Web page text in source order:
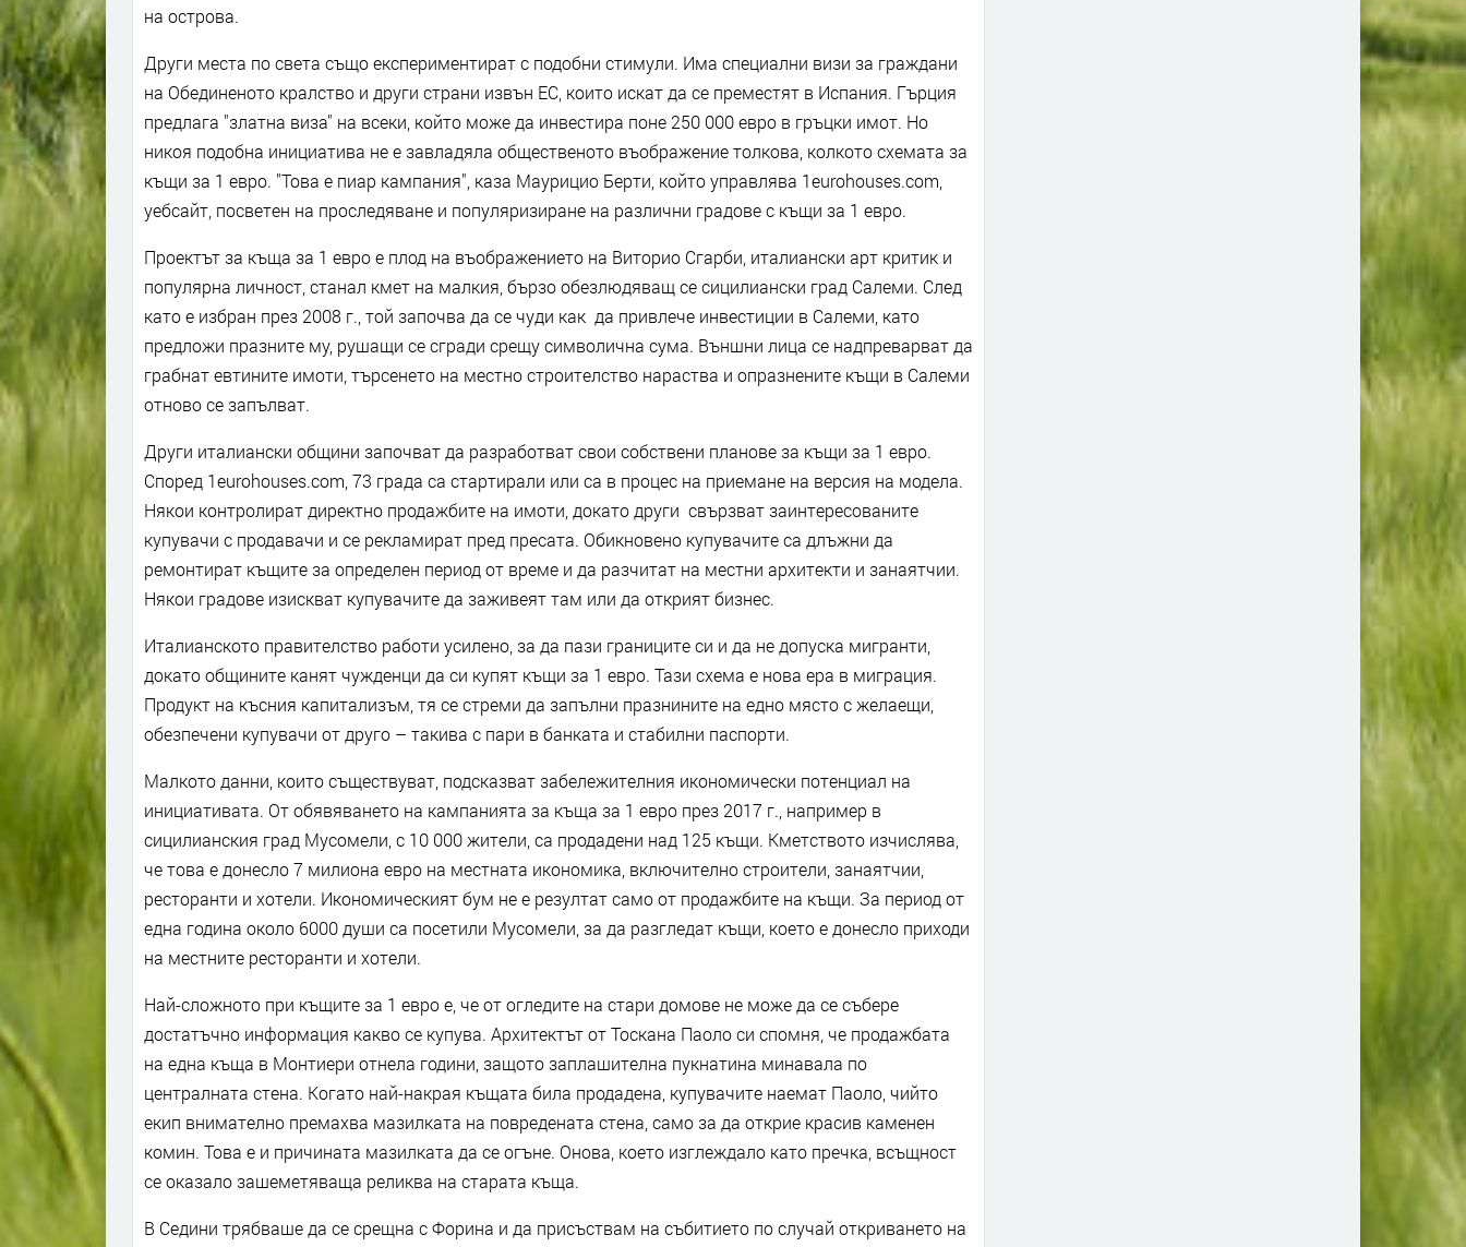
на острова.
Други места по света също експериментират с подобни стимули. Има специални визи за граждани
на Обединеното кралство и други страни извън ЕС, които искат да се преместят в Испания. Гърция
предлага "златна виза" на всеки, който може да инвестира поне 250 000 евро в гръцки имот. Но
никоя подобна инициатива не е завладяла общественото въображение толкова, колкото схемата за
къщи за 1 евро. "Това е пиар кампания", каза Маурицио Берти, който управлява 1eurohouses.com,
уебсайт, посветен на проследяване и популяризиране на различни градове с къщи за 1 евро.
Проектът за къща за 1 евро е плод на въображението на Виторио Сгарби, италиански арт критик и
популярна личност, станал кмет на малкия, бързо обезлюдяващ се сицилиански град Салеми. След
като е избран през 2008 г., той започва да се чуди как да привлече инвестиции в Салеми, като
предложи празните му, рушащи се сгради срещу символична сума. Външни лица се надпреварват да
грабнат евтините имоти, търсенето на местно строителство нараства и опразнените къщи в Салеми
отново се запълват.
Други италиански общини започват да разработват свои собствени планове за къщи за 1 евро.
Според 1eurohouses.com, 73 града са стартирали или са в процес на приемане на версия на модела.
Някои контролират директно продажбите на имоти, докато други свързват заинтересованите
купувачи с продавачи и се рекламират пред пресата. Обикновено купувачите са длъжни да
ремонтират къщите за определен период от време и да разчитат на местни архитекти и занаятчии.
Някои градове изискват купувачите да заживеят там или да открият бизнес.
Италианското правителство работи усилено, за да пази границите си и да не допуска мигранти,
докато общините канят чужденци да си купят къщи за 1 евро. Тази схема е нова ера в миграция.
Продукт на късния капитализъм, тя се стреми да запълни празнините на едно място с желаещи,
обезпечени купувачи от друго – такива с пари в банката и стабилни паспорти.
Малкото данни, които съществуват, подсказват забележителния икономически потенциал на
инициативата. От обявяването на кампанията за къща за 1 евро през 2017 г., например в
сицилианския град Мусомели, с 10 000 жители, са продадени над 125 къщи. Кметството изчислява,
че това е донесло 7 милиона евро на местната икономика, включително строители, занаятчии,
ресторанти и хотели. Икономическият бум не е резултат само от продажбите на къщи. За период от
една година около 6000 души са посетили Мусомели, за да разгледат къщи, което е донесло приходи
на местните ресторанти и хотели.
Най-сложното при къщите за 1 евро е, че от огледите на стари домове не може да се събере
достатъчно информация какво се купува. Архитектът от Тоскана Паоло си спомня, че продажбата
на една къща в Монтиери отнела години, защото заплашителна пукнатина минавала по
централната стена. Когато най-накрая къщата била продадена, купувачите наемат Паоло, чийто
екип внимателно премахва мазилката на повредената стена, само за да открие красив каменен
комин. Това е и причината мазилката да се огъне. Онова, което изглеждало като пречка, всъщност
се оказало зашеметяваща реликва на старата къща.
В Седини трябваше да се срещна с Форина и да присъствам на събитието по случай откриването на